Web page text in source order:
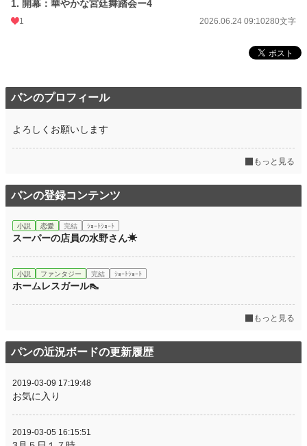
1. 開幕：華やかな宮廷舞踏会ー4
1 2026.06.24 09:10280文字
パンのプロフィール
よろしくお願いします
もっと見る
パンの登録コンテンツ
小説 恋愛 完結 ｼｮｰﾄｼｮｰﾄ
スーパーの店員の水野さん☀
小説 ファンタジー 完結 ｼｮｰﾄｼｮｰﾄ
ホームレスガール👠
もっと見る
パンの近況ボードの更新履歴
2019-03-09 17:19:48
お気に入り
2019-03-05 16:15:51